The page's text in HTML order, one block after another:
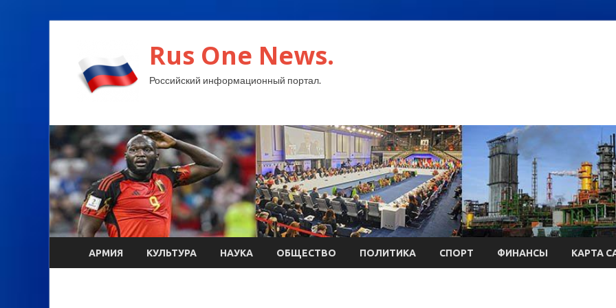
Rus One News.
Российский информационный портал.
АРМИЯ КУЛЬТУРА НАУКА ОБЩЕСТВО ПОЛИТИКА СПОРТ ФИНАНСЫ КАРТА